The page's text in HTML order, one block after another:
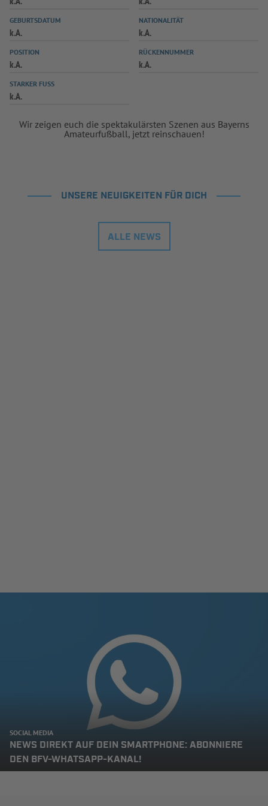
SPIELPLUS
GEBURTSDATUM
k.A.
NATIONALITÄT
k.A.
POSITION
k.A.
RÜCKENNUMMER
k.A.
STARKER FUSS
k.A.
Wir zeigen euch die spektakulärsten Szenen aus Bayerns
Amateurfußball, jetzt reinschauen!
UNSERE NEUIGKEITEN FÜR DICH
ALLE NEWS
SOCIAL MEDIA
NEWS DIREKT AUF DEIN SMARTPHONE: ABONNIERE
DEN BFV-WHATSAPP-KANAL!